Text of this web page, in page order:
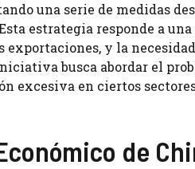
una serie de medidas
estrategia responde a
exportaciones, y la
busca abordar el
excesiva en ciertos
de